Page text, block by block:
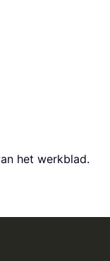
het werkblad.